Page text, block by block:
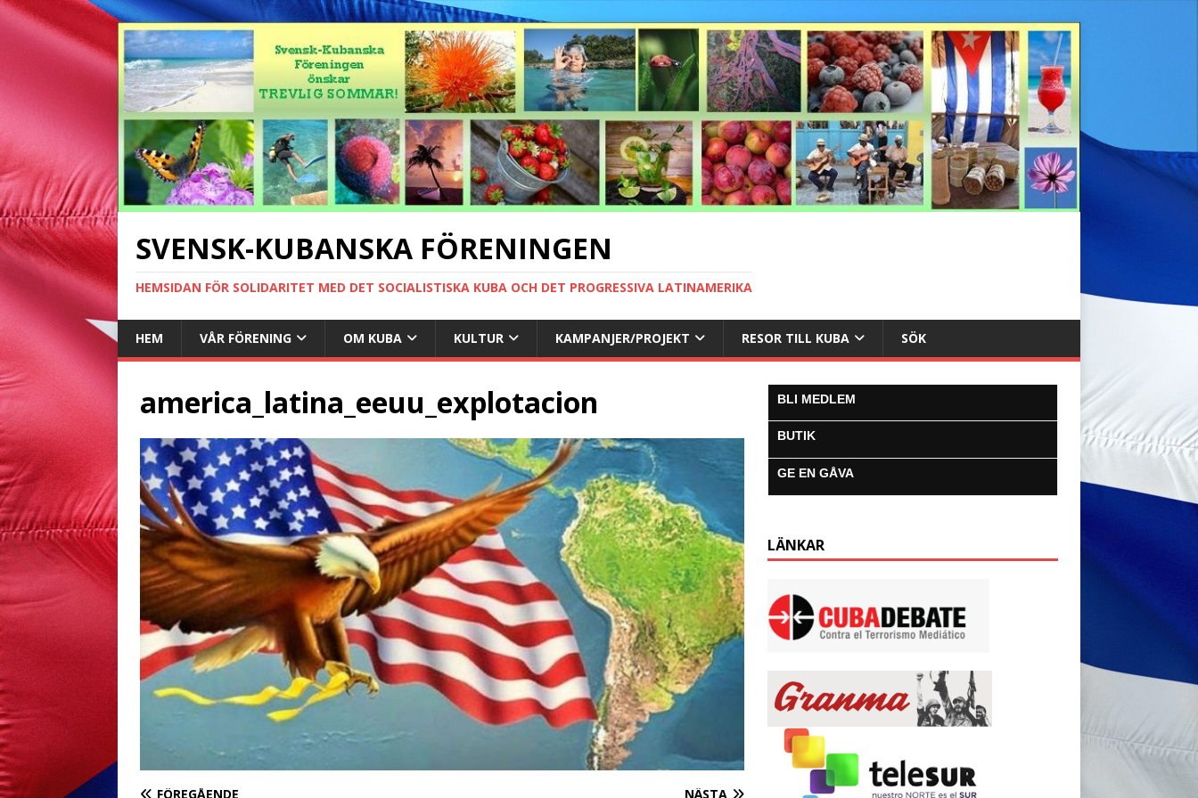
SVENSK-KUBANSKA FÖRENINGEN
HEMSIDAN FÖR SOLIDARITET MED DET SOCIALISTISKA KUBA OCH DET PROGRESSIVA LATINAMERIKA
HEM VÅR FÖRENING OM KUBA KULTUR KAMPANJER/PROJEKT RESOR TILL KUBA SÖK
america_latina_eeuu_explotacion
FÖREGÅENDE NÄSTA
BLI MEDLEM
BUTIK
GE EN GÅVA
LÄNKAR